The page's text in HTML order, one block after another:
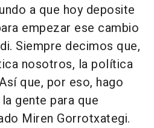
a que hoy deposite
empezar ese cambio
Siempre decimos que,
nosotros, la política
que, por eso, hago
gente para que
Miren Gorrotxategi.